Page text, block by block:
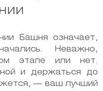
Башня означает,
Неважно,
этапе или нет.
и держаться до
— ваш лучший